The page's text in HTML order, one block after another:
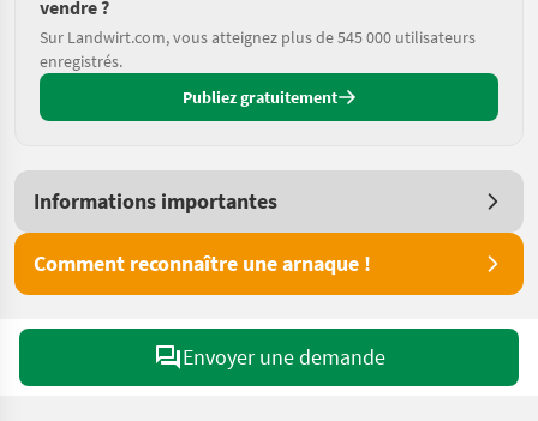
vendre ?
Sur Landwirt.com, vous atteignez plus de 545 000 utilisateurs
enregistrés.
Publiez gratuitement
Informations importantes
Comment reconnaître une arnaque !
Envoyer une demande